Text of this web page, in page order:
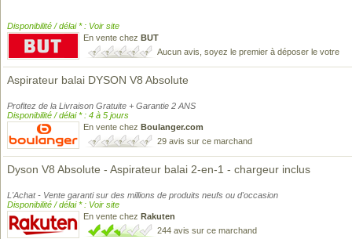
Disponibilité / délai * : Voir site
En vente chez BUT
Aucun avis, soyez le premier à déposer le votre
Aspirateur balai DYSON V8 Absolute
Profitez de la Livraison Gratuite + Garantie 2 ANS
Disponibilité / délai * : 4 à 5 jours
En vente chez Boulanger.com
29 avis sur ce marchand
Dyson V8 Absolute - Aspirateur balai 2-en-1 - chargeur inclus
L'Achat - Vente garanti sur des millions de produits neufs ou d'occasion
Disponibilité / délai * : Voir site
En vente chez Rakuten
244 avis sur ce marchand